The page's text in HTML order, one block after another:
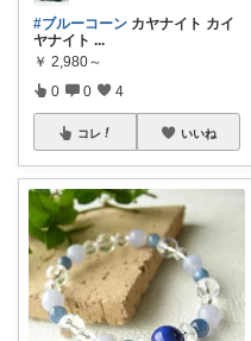
#ブルーコーン カヤナイト カイ
ヤナイト ...
￥ 2,980～
0 0 4
コレ いいね